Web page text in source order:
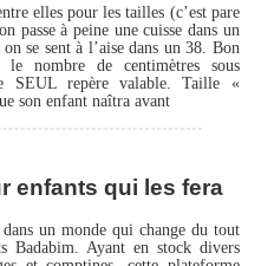
elles pour les tailles (c’est pare
passe à peine une cuisse dans un
se sent à l’aise dans un 38. Bon
nombre de centimètres sous
repère valable. Taille «
son enfant naîtra avant
enfants qui les fera
dans un monde qui change du tout
Badabim. Ayant en stock divers